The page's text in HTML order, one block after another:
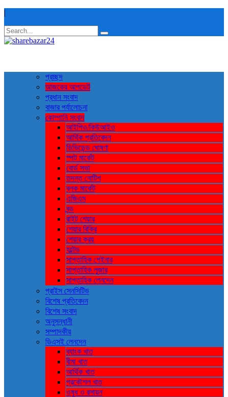
|
প্রচ্ছদ
আজকের আপডেট
প্রধান সংবাদ
বাজার পর্যালোচনা
কোম্পানি সংবাদ
আইপিও/কিউআইও
আর্থিক প্রতিবেদন
ডিভিডেন্ড ঘোষণা
স্পট মার্কেট
বোর্ড সভা
তদন্ত নোটিশ
ব্লক মার্কেট
এজিএম
বন্ড
রাইট শেয়ার
শেয়ার বিক্রি
শেয়ার ক্রয়
হল্টেড
সাপ্তাহিক গেইনার
সাপ্তাহিক লুজার
সাপ্তাহিক লেনদেন
প্রাইস সেনসিটিভ
বিশেষ প্রতিবেদন
বিশেষ সংবাদ
অনুসন্ধানী
সম্পাদকীয়
ডিএসই লেনদেন
ব্যাংক খাত
বীমা খাত
আর্থিক খাত
প্রকৌশল খাত
ওষুধ ও রসায়ন